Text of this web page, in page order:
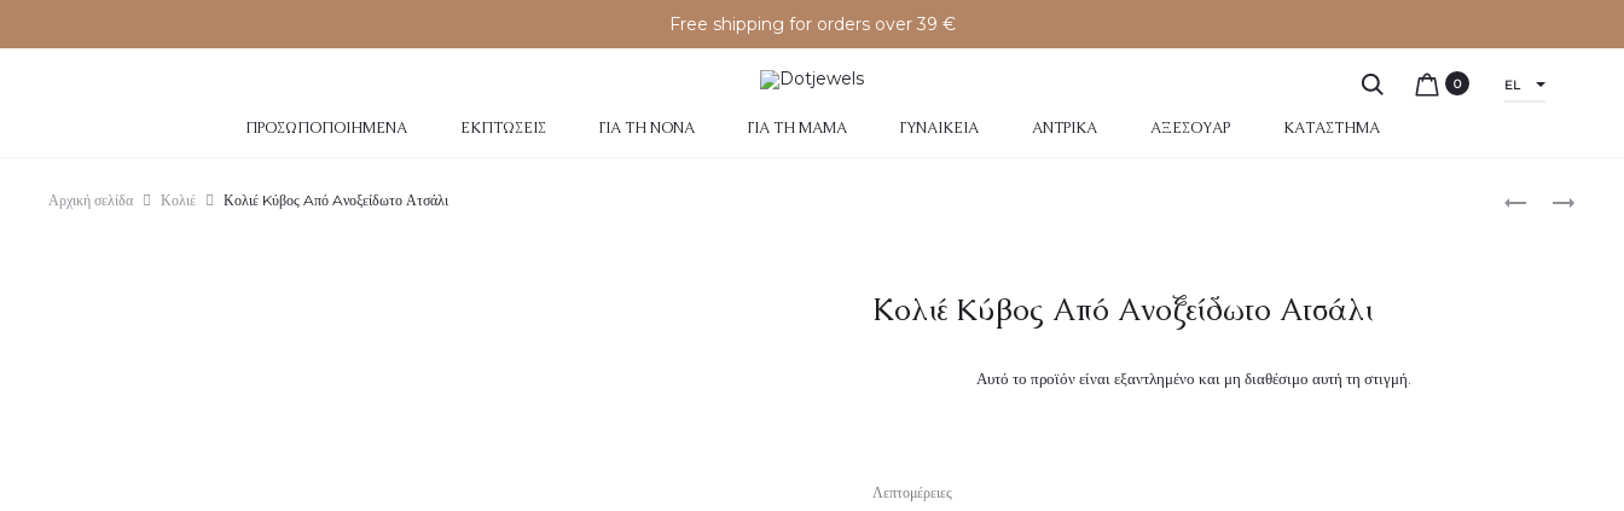
Free shipping for orders over 39 €
ΠΡΟΣΩΠΟΠΟΙΗΜΈΝΑ ΕΚΠΤΏΣΕΙΣ ΓΙΑ ΤΗ ΝΟΝΆ ΓΙΑ ΤΗ ΜΑΜΆ ΓΥΝΑΙΚΕΊΑ ΑΝΤΡΙΚΆ ΑΞΕΣΟΥΆΡ ΚΑΤΆΣΤΗΜΑ
0 EL
Αρχική σελίδα Κολιέ Κολιέ Kύβος Aπό Aνοξείδωτο Ατσάλι
Κολιέ Kύβος Aπό Aνοξείδωτο Ατσάλι
Λεπτομέρειες
Αυτό το προϊόν είναι εξαντλημένο και μη διαθέσιμο αυτή τη στιγμή.